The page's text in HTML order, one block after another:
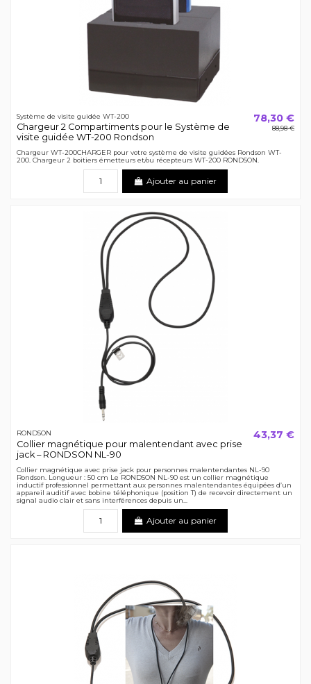
Système de visite guidée WT-200
Chargeur 2 Compartiments pour le Système de
visite guidée WT-200 Rondson
78,30 €
88,98 €
Chargeur WT-200CHARGER pour votre système de visite guidées Rondson WT-
200. Chargeur 2 boitiers émetteurs et/ou récepteurs WT-200 RONDSON.
Ajouter au panier
RONDSON
Collier magnétique pour malentendant avec prise
jack – RONDSON NL-90
43,37 €
Collier magnétique avec prise jack pour personnes malentendantes NL-90
Rondson. Longueur : 50 cm Le RONDSON NL-90 est un collier magnétique
inductif professionnel permettant aux personnes malentendantes équipées d’un
appareil auditif avec bobine téléphonique (position T) de recevoir directement un
signal audio clair et sans interférences depuis un...
Ajouter au panier